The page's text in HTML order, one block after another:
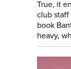
True, it
club
book
heavy,